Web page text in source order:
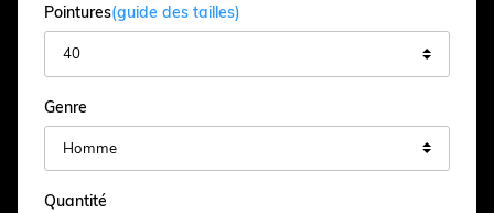
Pointures(guide des tailles)
Genre
Quantité